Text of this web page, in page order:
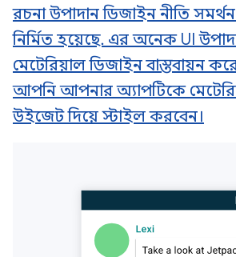
রচনা উপাদান ডিজাইন নীতি
নির্মিত হয়েছে. এর অনেক UI
মেটেরিয়াল ডিজাইন বাস্তবায়ন
আপনি আপনার অ্যাপটিকে
উইজেট দিয়ে স্টাইল করবেন।